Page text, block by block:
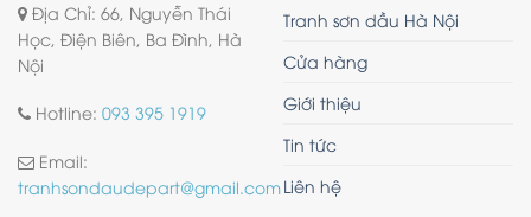
Địa Chỉ: 66, Nguyễn Thái
Học, Điện Biên, Ba Đình, Hà
Nội
Hotline: 093 395 1919
Email:
tranhsondaudepart@gmail.com
Tranh sơn dầu Hà Nội
Cửa hàng
Giới thiệu
Tin tức
Liên hệ